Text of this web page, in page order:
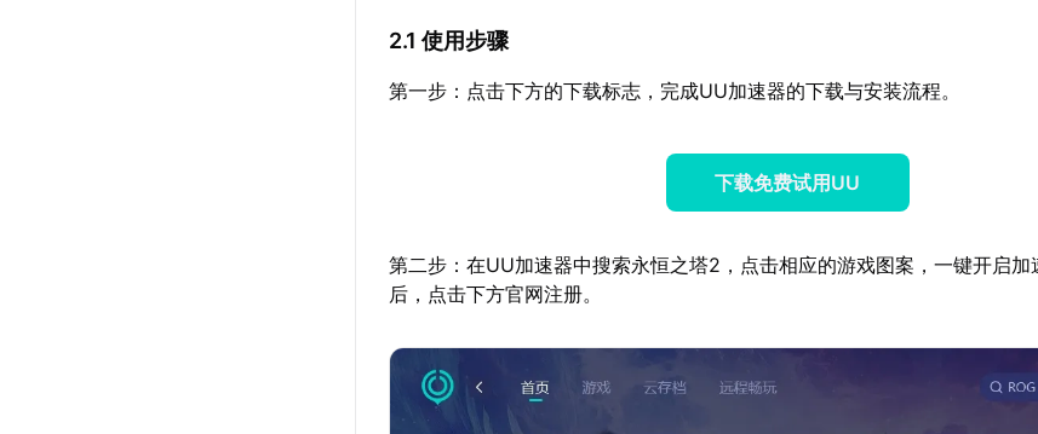
2.1 使用步骤
第一步：点击下方的下载标志，完成UU加速器的下载与安装流程。
下载免费试用UU
第二步：在UU加速器中搜索永恒之塔2，点击相应的游戏图案，一键开启加
后，点击下方官网注册。